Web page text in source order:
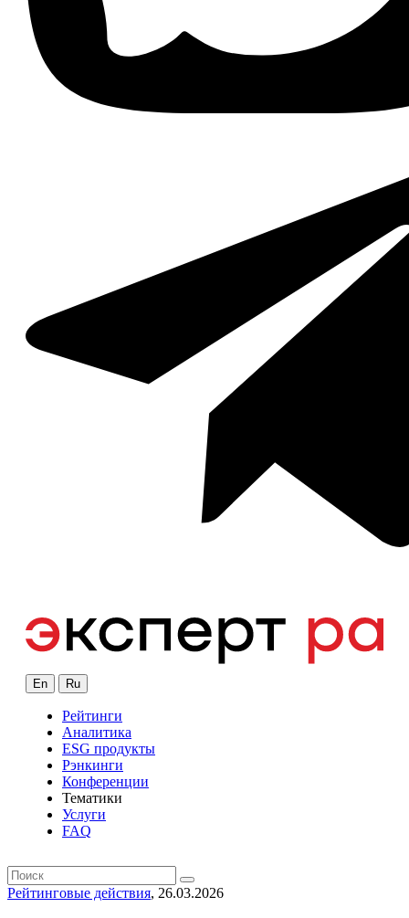
En Ru
Рейтинги
Аналитика
ESG продукты
Рэнкинги
Конференции
Тематики
Услуги
FAQ
Рейтинговые действия, 26.03.2026